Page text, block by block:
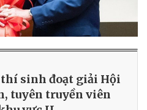
thí sinh đoạt giải Hội
tuyên truyền viên